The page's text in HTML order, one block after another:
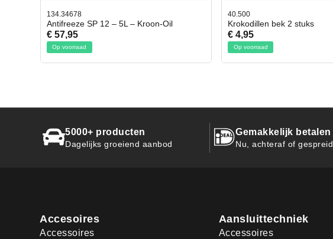
134.34678
Antifreeze SP 12 – 5L – Kroon-Oil
€ 57,95
Op voorraad
40.500
Krokodillen bek 2 stuks
€ 4,95
Op voorraad
5000+ producten
Dagelijks groeiend aanbod
Gemakkelijk betalen
Nu, achteraf of gespreid
Accesoires
Accessoires
Aansluittechniek
Accessoires